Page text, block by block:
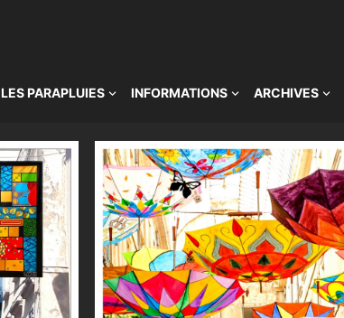
LES PARAPLUIES INFORMATIONS ARCHIVES